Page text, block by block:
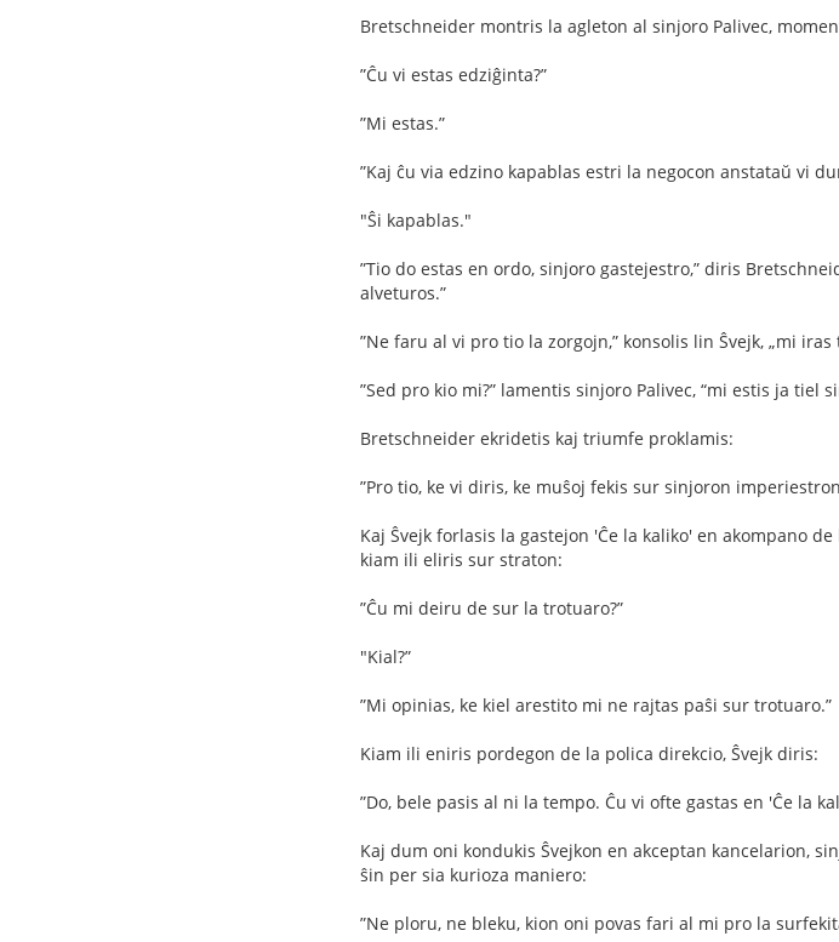
Bretschneider montris la agleton al sinjoro Palivec,
”Ĉu vi estas edziĝinta?”
”Mi estas.”
”Kaj ĉu via edzino kapablas estri la negocon anstataŭ vi
"Ŝi kapablas."
”Tio do estas en ordo, sinjoro gastejestro,” diris
alveturos.”
”Ne faru al vi pro tio la zorgojn,” konsolis lin Ŝvejk, „mi
”Sed pro kio mi?” lamentis sinjoro Palivec, “mi estis ja tiel
Bretschneider ekridetis kaj triumfe proklamis:
”Pro tio, ke vi diris, ke muŝoj fekis sur sinjoron
Kaj Ŝvejk forlasis la gastejon 'Ĉe la kaliko' en akompano
kiam ili eliris sur straton:
”Ĉu mi deiru de sur la trotuaro?”
"Kial?”
”Mi opinias, ke kiel arestito mi ne rajtas paŝi sur trotuaro.”
Kiam ili eniris pordegon de la polica direkcio, Ŝvejk diris:
”Do, bele pasis al ni la tempo. Ĉu vi ofte gastas en 'Ĉe la
Kaj dum oni kondukis Ŝvejkon en akceptan kancelarion,
ŝin per sia kurioza maniero:
”Ne ploru, ne bleku, kion oni povas fari al mi pro la